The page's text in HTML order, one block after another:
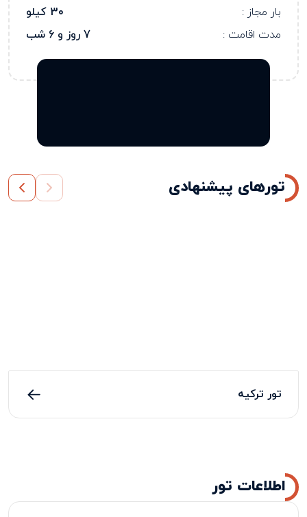
بار مجاز :
30 کیلو
مدت اقامت :
7 روز و 6 شب
تورهای پیشنهادی
تور ترکیه
اطلاعات تور